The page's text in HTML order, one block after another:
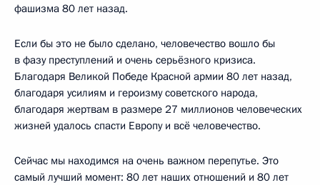
фашизма 80 лет назад.
Если бы это не было сделано, человечество вошло бы
в фазу преступлений и очень серьёзного кризиса.
Благодаря Великой Победе Красной армии 80 лет назад,
благодаря усилиям и героизму советского народа,
благодаря жертвам в размере 27 миллионов человеческих
жизней удалось спасти Европу и всё человечество.
Сейчас мы находимся на очень важном перепутье. Это
самый лучший момент: 80 лет наших отношений и 80 лет